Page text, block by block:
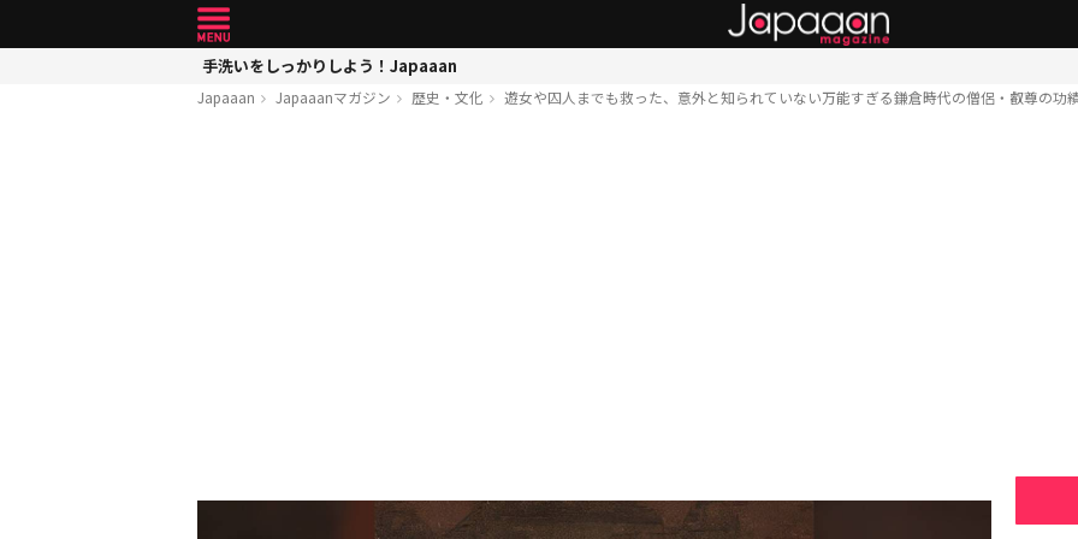
手洗いをしっかりしよう！Japaaan
Japaaan Japaaanマガジン 歴史・文化 遊女や囚人までも救った、意外と知られていない万能すぎる鎌倉時代の僧侶・叡尊の功